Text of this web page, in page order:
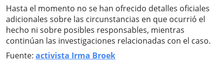
Hasta el momento no se han ofrecido detalles oficiales
adicionales sobre las circunstancias en que ocurrió el
hecho ni sobre posibles responsables, mientras
continúan las investigaciones relacionadas con el caso.
Fuente: activista Irma Broek